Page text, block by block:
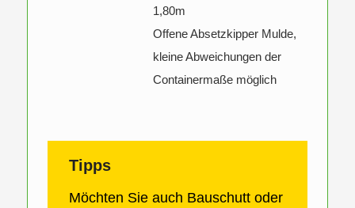
1,80m
Offene Absetzkipper Mulde,
kleine Abweichungen der
Containermaße möglich
Tipps
Möchten Sie auch Bauschutt oder